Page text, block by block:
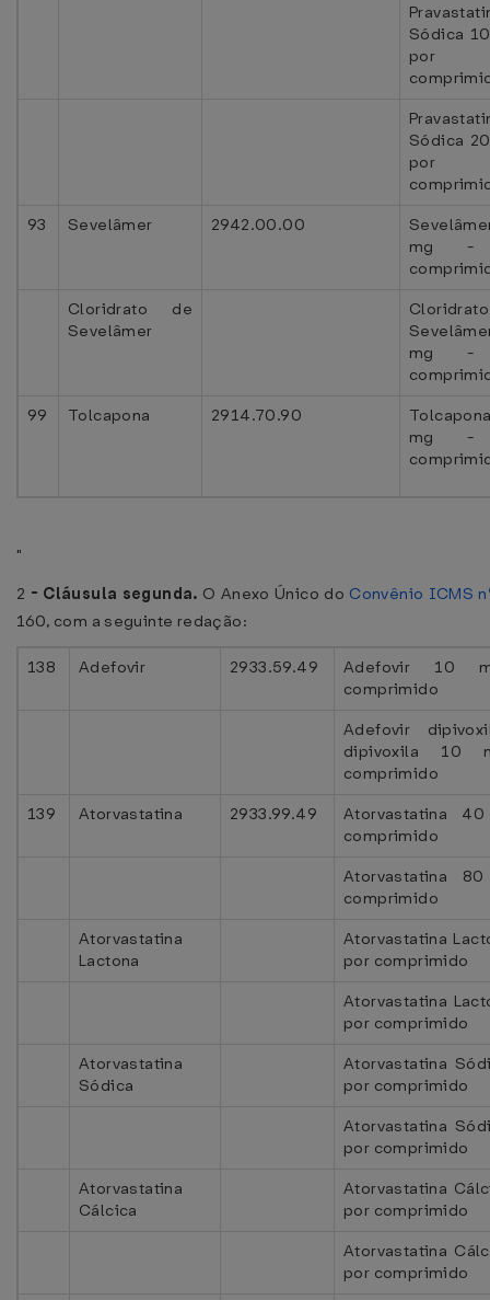
Sódica
por
Sódica
por
93
Sevelâmer 2942.00.00
mg -
Cloridrato de
Sevelâmer
mg -
99
Tolcapona 2914.70.90
mg -
"
2 - Cláusula segunda. O Anexo Único do Convênio ICMS
160, com a seguinte redação:
138 Adefovir 2933.59.49
Adefovir 10
comprimido
Adefovir
dipivoxila
comprimido
139
Atorvastatina 2933.99.49
Atorvastatina
comprimido
Atorvastatina
comprimido
Atorvastatina
Lactona
Atorvastatina
por comprimido
Atorvastatina
por comprimido
Atorvastatina
Sódica
Atorvastatina
por comprimido
Atorvastatina
por comprimido
Atorvastatina
Cálcica
Atorvastatina
por comprimido
Atorvastatina
por comprimido